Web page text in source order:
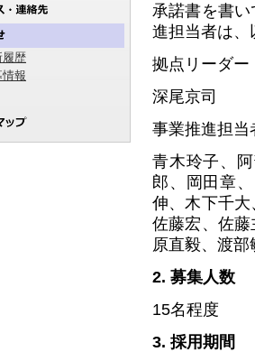
履歴
報
承諾書を書
進担当者は、
拠点リーダー
深尾京司
事業推進担当
青木玲子、
郎、岡田章
伸、木下千
佐藤宏、佐
原直毅、渡
2. 募集人数
15名程度
3. 採用期間